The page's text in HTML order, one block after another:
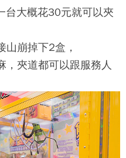
台大概花30元就可以夾
山崩掉下2盒，
，夾道都可以跟服務人